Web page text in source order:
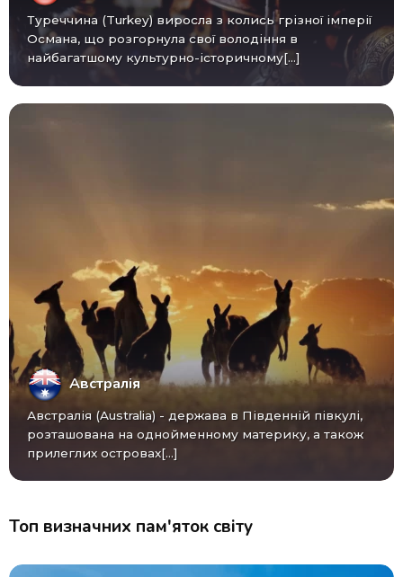
Туреччина (Turkey) виросла з колись грізної імперії
Османа, що розгорнула свої володіння в
найбагатшому культурно-історичному[...]
Австралія
Австралія (Australia) - ​​держава в Південній півкулі,
розташована на однойменному материку, а також
прилеглих островах[...]
Топ визначних пам'яток світу